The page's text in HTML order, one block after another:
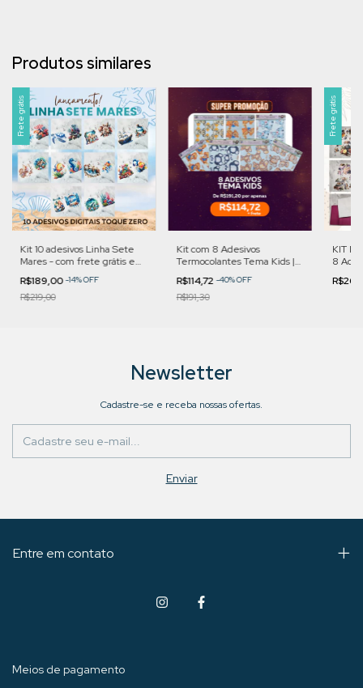
Produtos similares
Frete grátis
Kit 10 adesivos Linha Sete
Mares - com frete grátis e
R$189,00-14%OFF
R$219,00
Kit com 8 Adesivos
Termocolantes Tema Kids |
R$114,72-40%OFF
R$191,30
Frete grátis
KIT
8
Newsletter
Cadastre-se e receba nossas ofertas.
Entre em contato
Meios de pagamento